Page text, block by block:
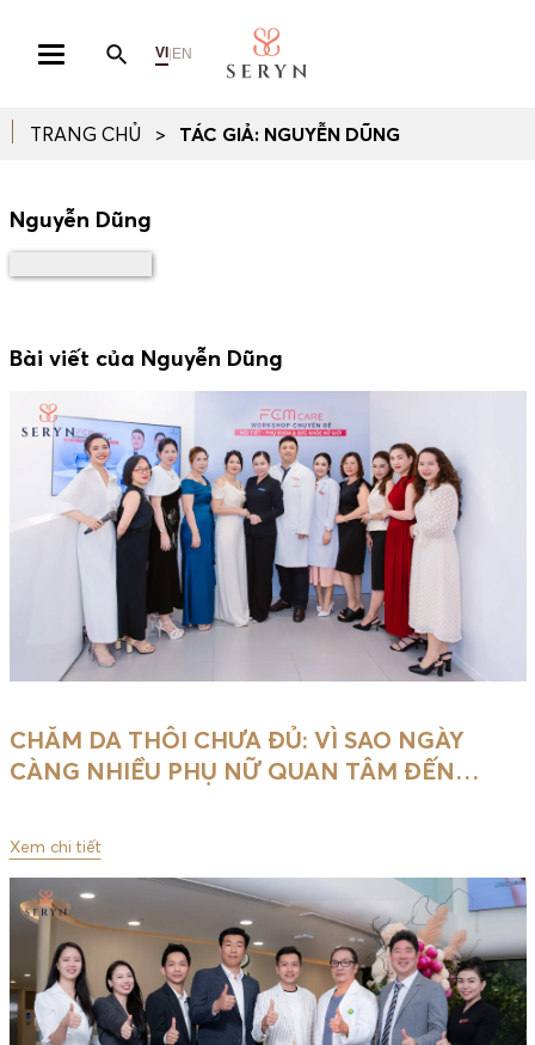
VI | EN
TRANG CHỦ TÁC GIẢ: NGUYỄN DŨNG
Nguyễn Dũng
Bài viết của Nguyễn Dũng
CHĂM DA THÔI CHƯA ĐỦ: VÌ SAO NGÀY
CÀNG NHIỀU PHỤ NỮ QUAN TÂM ĐẾN…
Xem chi tiết